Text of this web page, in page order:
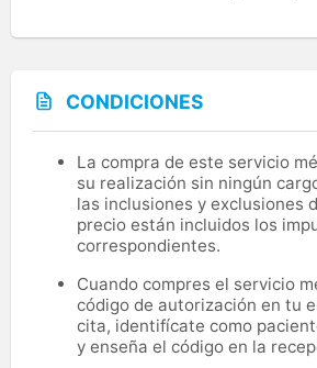
CONDICIONES
La compra de este servicio
su realización sin ningún
las inclusiones y exclusiones
precio están incluidos los
correspondientes.
Cuando compres el servicio
código de autorización en tu
cita, identifícate como
y enseña el código en la